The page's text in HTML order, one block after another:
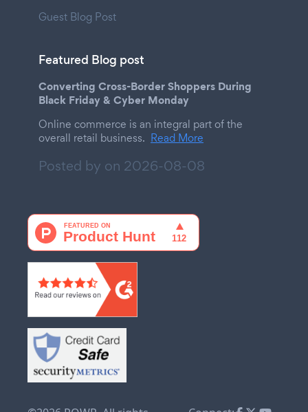
Guest Blog Post
Featured Blog post
Converting Cross-Border Shoppers During
Black Friday & Cyber Monday
Online commerce is an integral part of the
overall retail business. Read More
Posted by on 2026-08-08